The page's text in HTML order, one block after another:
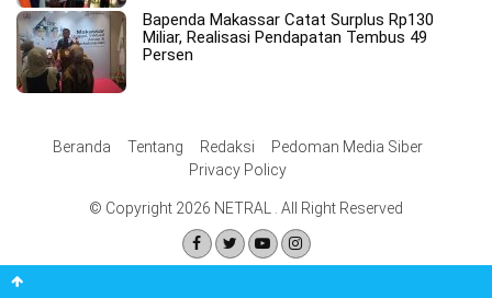
Bapenda Makassar Catat Surplus Rp130
Miliar, Realisasi Pendapatan Tembus 49
Persen
Beranda Tentang Redaksi
Pedoman Media Siber
Privacy Policy
© Copyright 2026 NETRAL . All Right Reserved